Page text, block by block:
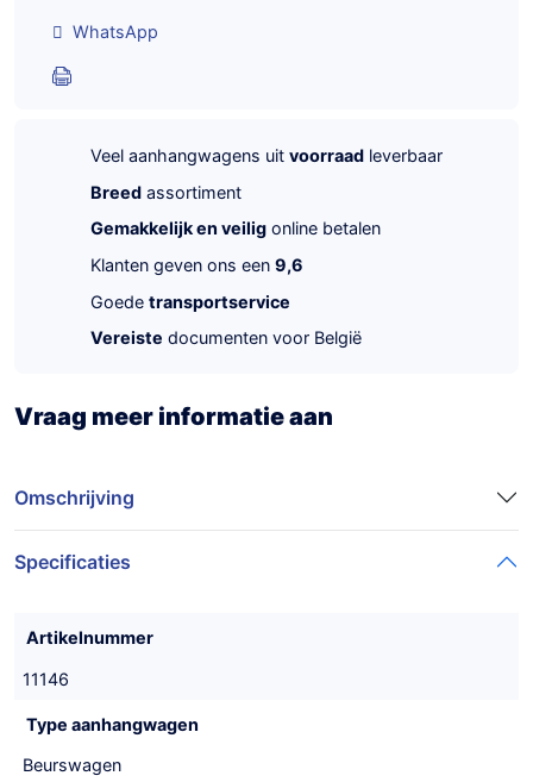
WhatsApp
Veel aanhangwagens uit voorraad leverbaar
Breed assortiment
Gemakkelijk en veilig online betalen
Klanten geven ons een 9,6
Goede transportservice
Vereiste documenten voor België
Vraag meer informatie aan
Omschrijving
Specificaties
Artikelnummer
11146
Type aanhangwagen
Beurswagen